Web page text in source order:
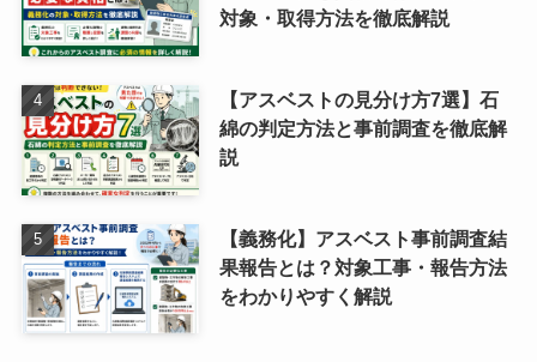
対象・取得方法を徹底解説
【アスベストの見分け方7選】石
綿の判定方法と事前調査を徹底解
説
【義務化】アスベスト事前調査結
果報告とは？対象工事・報告方法
をわかりやすく解説